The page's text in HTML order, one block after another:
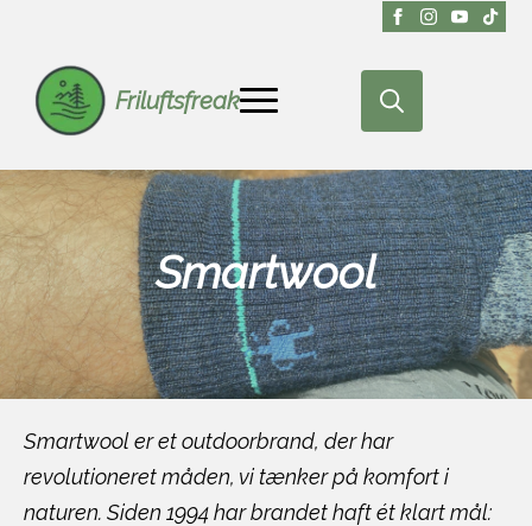
Friluftsfreak
for:
Smartwool
Smartwool er et outdoorbrand, der har
revolutioneret måden, vi tænker på komfort i
naturen. Siden 1994 har brandet haft ét klart mål: